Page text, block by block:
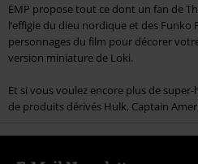
EMP propose tout ce dont un fan de
l’effigie du dieu nordique et des Funko
personnages du film pour décorer
version miniature de Loki.
Et si vous voulez encore plus de
de produits dérivés Hulk, Captain